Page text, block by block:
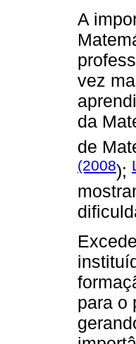
A
vez
da
de
(2008);
para o